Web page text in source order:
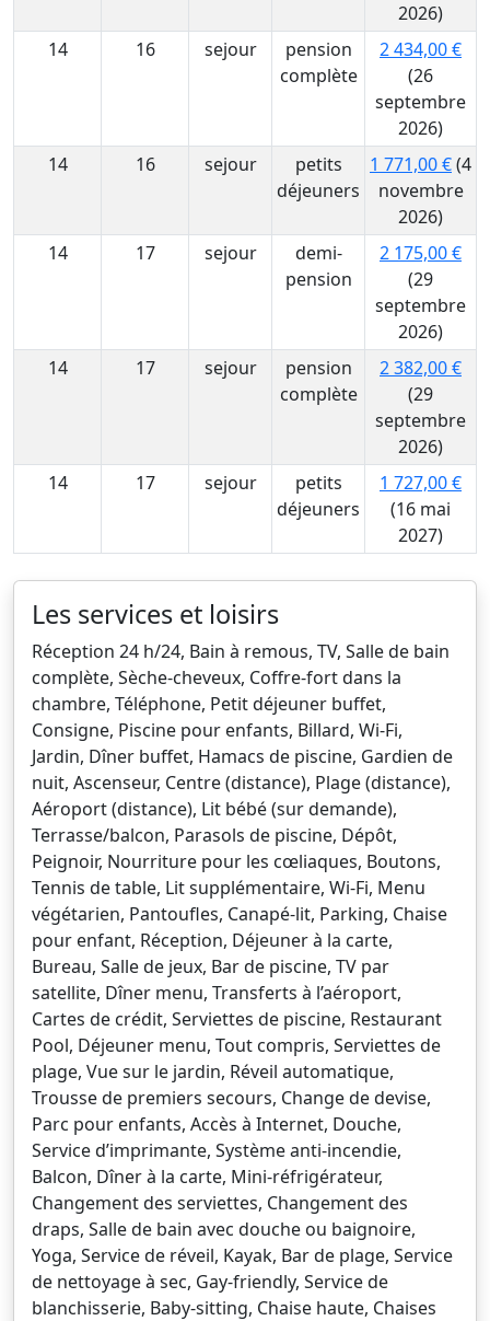
2026)
14
16 sejour
pension
complète
2 434,00 €
(26
septembre
2026)
14
16 sejour
petits
déjeuners
1 771,00 €(4
novembre
2026)
14
17 sejour
demi-
pension
2 175,00 €
(29
septembre
2026)
14
17 sejour
pension
complète
2 382,00 €
(29
septembre
2026)
14
17 sejour
petits
déjeuners
1 727,00 €
(16 mai
2027)
Les services et loisirs
Réception 24 h/24, Bain à remous, TV, Salle de bain
complète, Sèche-cheveux, Coffre-fort dans la
chambre, Téléphone, Petit déjeuner buffet,
Consigne, Piscine pour enfants, Billard, Wi-Fi,
Jardin, Dîner buffet, Hamacs de piscine, Gardien de
nuit, Ascenseur, Centre (distance), Plage (distance),
Aéroport (distance), Lit bébé (sur demande),
Terrasse/balcon, Parasols de piscine, Dépôt,
Peignoir, Nourriture pour les cœliaques, Boutons,
Tennis de table, Lit supplémentaire, Wi-Fi, Menu
végétarien, Pantoufles, Canapé-lit, Parking, Chaise
pour enfant, Réception, Déjeuner à la carte,
Bureau, Salle de jeux, Bar de piscine, TV par
satellite, Dîner menu, Transferts à l’aéroport,
Cartes de crédit, Serviettes de piscine, Restaurant
Pool, Déjeuner menu, Tout compris, Serviettes de
plage, Vue sur le jardin, Réveil automatique,
Trousse de premiers secours, Change de devise,
Parc pour enfants, Accès à Internet, Douche,
Service d’imprimante, Système anti-incendie,
Balcon, Dîner à la carte, Mini-réfrigérateur,
Changement des serviettes, Changement des
draps, Salle de bain avec douche ou baignoire,
Yoga, Service de réveil, Kayak, Bar de plage, Service
de nettoyage à sec, Gay-friendly, Service de
blanchisserie, Baby-sitting, Chaise haute, Chaises